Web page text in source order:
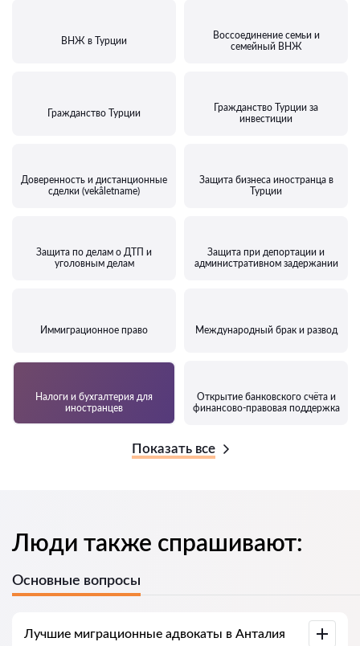
ВНЖ в Турции
Воссоединение семьи и
семейный ВНЖ
Гражданство Турции
Гражданство Турции за
инвестиции
Доверенность и дистанционные
сделки (vekâletname)
Защита бизнеса иностранца в
Турции
Защита по делам о ДТП и
уголовным делам
Защита при депортации и
административном задержании
Иммиграционное право Международный брак и развод
Налоги и бухгалтерия для
иностранцев
Открытие банковского счёта и
финансово-правовая поддержка
Показать все
Люди также спрашивают:
Основные вопросы
Лучшие миграционные адвокаты в Анталия